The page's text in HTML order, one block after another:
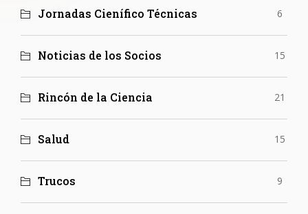
Jornadas Cienífico Técnicas 6
Noticias de los Socios 15
Rincón de la Ciencia 21
Salud 15
Trucos 9